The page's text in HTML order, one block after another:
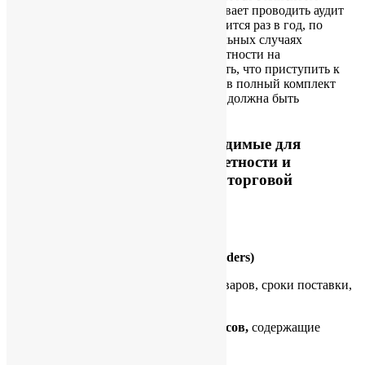
Поскольку законодательство предписывает проводить аудит
ежегодно, чаще всего отчётность готовится раз в год, по
завершении финансового года. В отдельных случаях
возможно согласовать подготовку отчётности на
ежеквартальной основе. Важно отметить, что приступить к
работе бухгалтера могут только получив полный комплект
документов за весь период, за который должна быть
Первичные документы, необходимые для
подготовки бухгалтерской отчетности и
требования к ним (на примере торговой
Orders)
В заказе указывается спецификация товаров, сроки поставки,
Оригиналы коммерческих инвойсов, содержащие